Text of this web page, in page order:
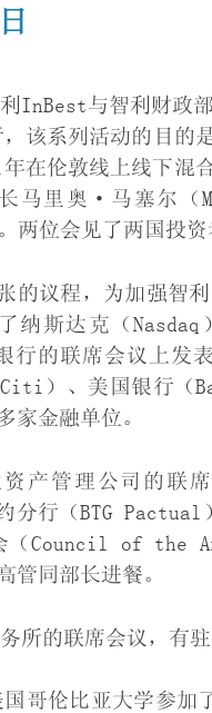
利InBest与智利财
该系列活动的目
在伦敦线上线下
马里奥·马塞尔
两位会见了两国投
的议程，为加强智
纳斯达克（
的联席会议上发
Citi）、美国银行
家金融单位。
产管理公司的联
约分行（BTG
（Council of the
管同部长进餐。
所的联席会议，有
国哥伦比亚大学参